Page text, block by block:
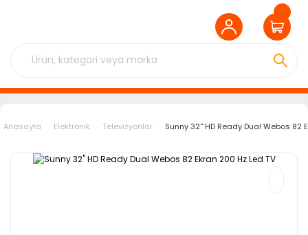
Anasayfa Elektronik Televizyonlar Sunny 32'' HD Ready Dual Webos 82